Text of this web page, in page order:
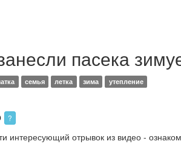
пасека
семья летка зима утепление
?
интересующий отрывок из видео -